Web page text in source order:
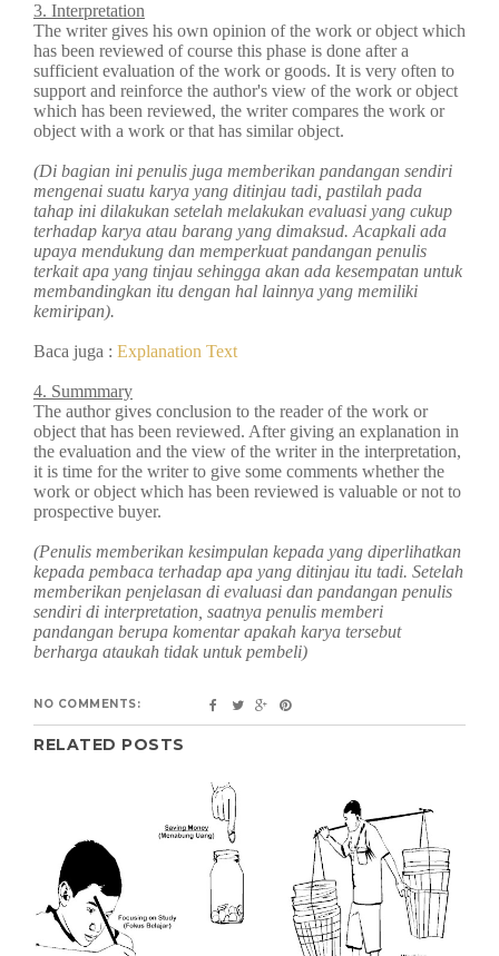
3. Interpretation
The writer gives his own opinion of the work or object which
has been reviewed of course this phase is done after a
sufficient evaluation of the work or goods. It is very often to
support and reinforce the author's view of the work or object
which has been reviewed, the writer compares the work or
object with a work or that has similar object.
(Di bagian ini penulis juga memberikan pandangan sendiri
mengenai suatu karya yang ditinjau tadi, pastilah pada
tahap ini dilakukan setelah melakukan evaluasi yang cukup
terhadap karya atau barang yang dimaksud. Acapkali ada
upaya mendukung dan memperkuat pandangan penulis
terkait apa yang tinjau sehingga akan ada kesempatan untuk
membandingkan itu dengan hal lainnya yang memiliki
kemiripan).
Baca juga : Explanation Text
4. Summmary
The author gives conclusion to the reader of the work or
object that has been reviewed. After giving an explanation in
the evaluation and the view of the writer in the interpretation,
it is time for the writer to give some comments whether the
work or object which has been reviewed is valuable or not to
prospective buyer.
(Penulis memberikan kesimpulan kepada yang diperlihatkan
kepada pembaca terhadap apa yang ditinjau itu tadi. Setelah
memberikan penjelasan di evaluasi dan pandangan penulis
sendiri di interpretation, saatnya penulis memberi
pandangan berupa komentar apakah karya tersebut
berharga ataukah tidak untuk pembeli)
NO COMMENTS:
RELATED POSTS